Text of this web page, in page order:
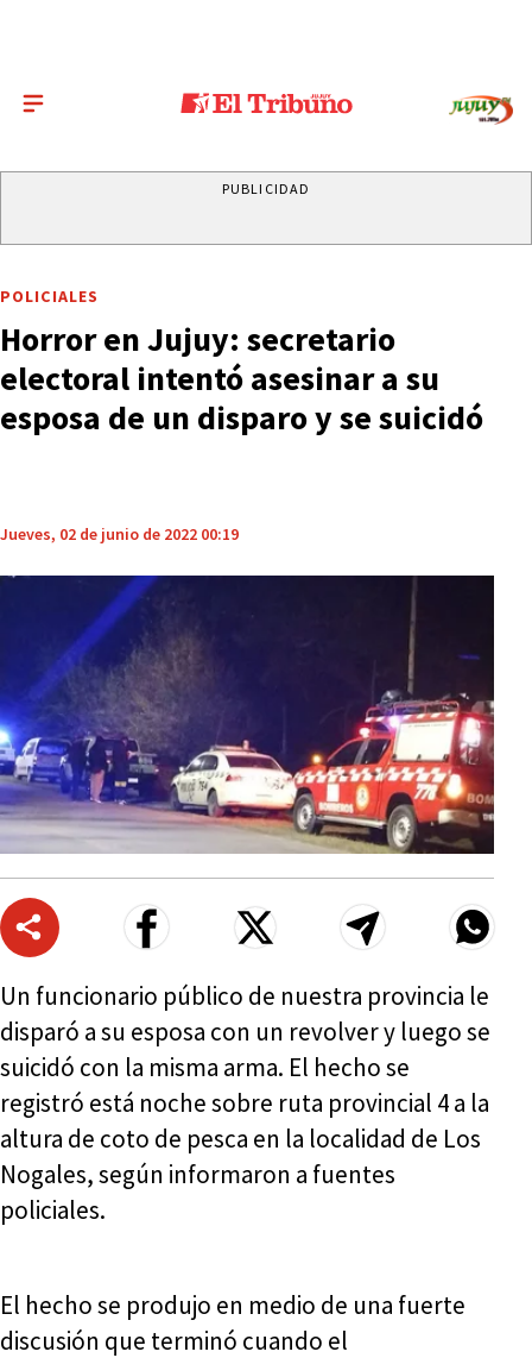
PUBLICIDAD
POLICIALES
Horror en Jujuy: secretario
electoral intentó asesinar a su
esposa de un disparo y se suicidó
Jueves, 02 de junio de 2022 00:19
Un funcionario público de nuestra provincia le
disparó a su esposa con un revolver y luego se
suicidó con la misma arma. El hecho se
registró está noche sobre ruta provincial 4 a la
altura de coto de pesca en la localidad de Los
Nogales, según informaron a fuentes
policiales.
El hecho se produjo en medio de una fuerte
discusión que terminó cuando el